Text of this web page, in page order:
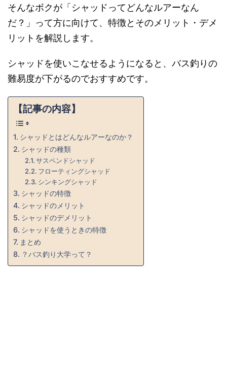
そんなボクが「シャッドってどんなルアーなん
だ？」って方に向けて、特徴とそのメリット・デメ
リットを解説します。
シャッドを使いこなせるようになると、バス釣りの
難易度が下がるのでおすすめです。
【記事の内容】
シャッドとはどんなルアーなのか？
シャッドの種類
サスペンドシャッド
フローティングシャッド
シンキングシャッド
シャッドの特徴
シャッドのメリット
シャッドのデメリット
シャッドを使うときの特徴
まとめ
？バス釣り大学って？